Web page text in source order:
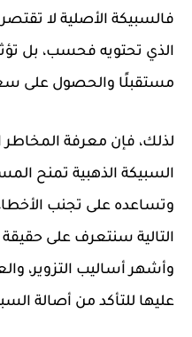
فالسبيكة الأصلية لا
الذي تحتويه فحسب، بل
مستقبلًا والحصول على
لذلك، فإن معرفة
السبيكة الذهبية تمنح
وتساعده على تجنب
التالية سنتعرف على
وأشهر أساليب التزوير،
عليها للتأكد من أصالة